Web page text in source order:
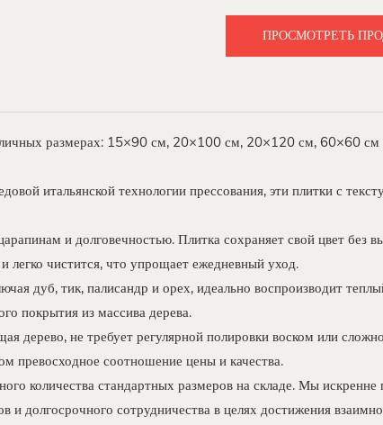
ПРОСМОТРЕТЬ
размерах: 15×90 см, 20×100 см, 20×120 см, 60×60
итальянской технологии прессования, эти плитки с
и долговечностью. Плитка сохраняет свой цвет без
легко чистится, что упрощает ежедневный уход.
дуб, тик, палисандр и орех, идеально воспроизводит
покрытия из массива дерева.
дерево, не требует регулярной полировки воском или
превосходное соотношение цены и качества.
количества стандартных размеров на складе. Мы искренне
долгосрочного сотрудничества в целях достижения